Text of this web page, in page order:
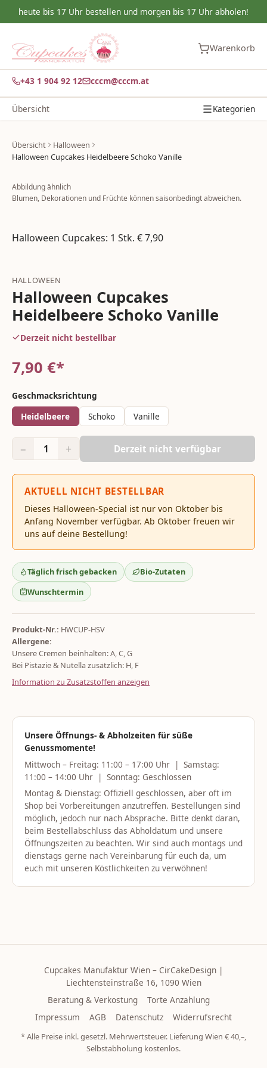
heute bis 17 Uhr bestellen und morgen bis 17 Uhr abholen!
Warenkorb
+43 1 904 92 12 cccm@cccm.at
Übersicht Kategorien
Übersicht
Halloween
Halloween Cupcakes Heidelbeere Schoko Vanille
Abbildung ähnlich
Blumen, Dekorationen und Früchte können saisonbedingt abweichen.
Halloween Cupcakes: 1 Stk. € 7,90
HALLOWEEN
Halloween Cupcakes
Heidelbeere Schoko Vanille
Derzeit nicht bestellbar
7,90 €*
Geschmacksrichtung
Heidelbeere
Schoko Vanille
− 1 + Derzeit nicht verfügbar
AKTUELL NICHT BESTELLBAR
Dieses Halloween-Special ist nur von Oktober bis
Anfang November verfügbar. Ab Oktober freuen wir
uns auf deine Bestellung!
Täglich frisch gebacken
Bio-Zutaten
Wunschtermin
Produkt-Nr.: HWCUP-HSV
Allergene:
Unsere Cremen beinhalten: A, C, G
Bei Pistazie & Nutella zusätzlich: H, F
Information zu Zusatzstoffen anzeigen
Unsere Öffnungs- & Abholzeiten für süße
Genussmomente!
Mittwoch – Freitag: 11:00 – 17:00 Uhr | Samstag:
11:00 – 14:00 Uhr | Sonntag: Geschlossen
Montag & Dienstag: Offiziell geschlossen, aber oft im
Shop bei Vorbereitungen anzutreffen. Bestellungen sind
möglich, jedoch nur nach Absprache. Bitte denkt daran,
beim Bestellabschluss das Abholdatum und unsere
Öffnungszeiten zu beachten. Wir sind auch montags und
dienstags gerne nach Vereinbarung für euch da, um
euch mit unseren Köstlichkeiten zu verwöhnen!
Cupcakes Manufaktur Wien – CirCakeDesign |
Liechtensteinstraße 16, 1090 Wien
Beratung & Verkostung
Torte Anzahlung
Impressum
AGB Datenschutz Widerrufsrecht
* Alle Preise inkl. gesetzl. Mehrwertsteuer. Lieferung Wien € 40,–,
Selbstabholung kostenlos.